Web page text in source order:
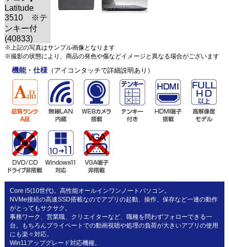
※上記の写真はサンプル画像となります
※撮影の状態により、商品の発色や傷などイメージと異なる場合がございます
機能・仕様（アイコンタッチで詳細説明あり）
Core i5(10世代)。高性能オールインワンノートパソコン。
NVMe接続の高速SSD搭載なのでアプリの起動、操作、保存など一連の動作
がとってもサクサク。
事務ワーク、営業職、クリエイターなど、職種を問わずフォローできる一
台。もちろんプライベートでの動画視聴や処理の負荷が大きいアプリの使用
にも楽々対応。
Win11アップグレード対応機種。